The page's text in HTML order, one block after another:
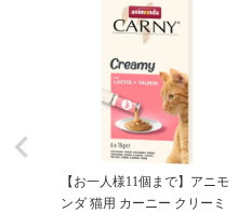
【お一人様11個まで】アニモ
ンダ 猫用 カーニー クリーミ